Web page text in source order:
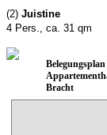
(2) Juistine
4 Pers., ca. 31 qm
Bracht